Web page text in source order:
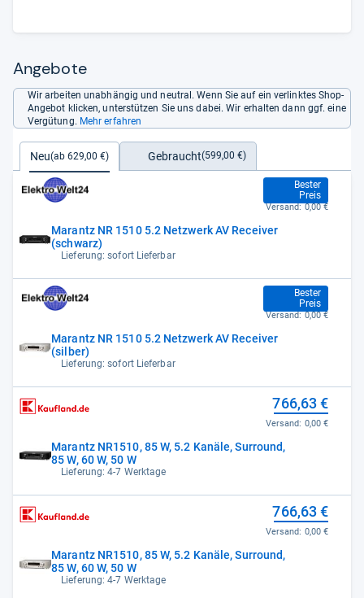
Angebote
Wir arbeiten unabhängig und neutral. Wenn Sie auf ein verlinktes Shop-
Angebot klicken, unterstützen Sie uns dabei. Wir erhalten dann ggf. eine
Vergütung. Mehr erfahren
Neu(ab 629,00 €) Gebraucht(599,00 €)
Marantz NR 1510 5.2 Netzwerk AV Receiver
(schwarz)
Lieferung: sofort Lieferbar
Bester
Preis
629,00 €
Versand: 0,00 €
Marantz NR 1510 5.2 Netzwerk AV Receiver
(silber)
Lieferung: sofort Lieferbar
Bester
Preis
629,00 €
Versand: 0,00 €
Marantz NR1510, 85 W, 5.2 Kanäle, Surround,
85 W, 60 W, 50 W
Lieferung: 4-7 Werktage
766,63 €
Versand: 0,00 €
Marantz NR1510, 85 W, 5.2 Kanäle, Surround,
85 W, 60 W, 50 W
Lieferung: 4-7 Werktage
766,63 €
Versand: 0,00 €